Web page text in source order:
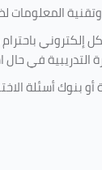
المعلومات
إلكتروني
التدريبية في
أسئلة